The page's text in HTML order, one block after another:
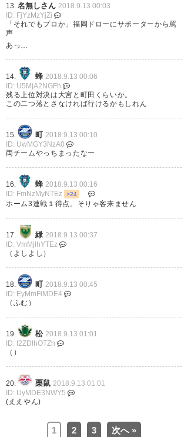
試合終了 アビスパ福岡0-0横浜
FC アビスパはシュート,パスに
しても精度が低すぎる｡テクニッ
クをもう少し上げてほしい｡そん
なんじゃ,J1に上がったとしても,
試合,fight!!アビスパ!! #avispa #
勝負の９月
— ラメール福岡@カルチョビッ
トA (Lamer_fukuoka)
12
北爪無しだとやっぱりイバとレ
ドミ頼みになっちゃうのなー…
#yokohamafc
— kuri8ykhm (kuri8ykhm)
2018, 9月 12
アビスパのゴール前からカイジ
の沼かってくらい下からエア出
13. 名無しさん 2018.9.13 00:03
ID: FjYzMzYjZi
「それでもプロか」福岡ドローにサポーターから罵
声
あっ…
14. 蜂 2018.9.13 00:06
ID: U5MjA2NGFh
残る上位対決は大宮と町田くらいか。
この二つ落とさなければ行けるかもしれん
15. 町 2018.9.13 00:10
ID: UwMGY3NzA0
両チームやっちまったなー
16. 蜂 2018.9.13 00:16
ID: FmNzMyNTEz
>24
ホーム3連戦１得点。そりゃ客来ません
17. 緑 2018.9.13 00:37
ID: VmMjlhYTEz
（よしよし）
18. 町 2018.9.13 00:45
ID: EyMmFiMDE4
（ふむ）
19. 松 2018.9.13 01:01
ID: I2ZDlhOTZh
（）
20. 栗鼠 2018.9.13 01:01
ID: UyMDE3NWY5
(ええやん)
1 2 3 次へ »